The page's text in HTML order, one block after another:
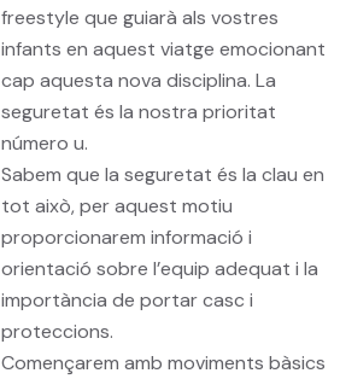
freestyle que guiarà als vostres
infants en aquest viatge emocionant
cap aquesta nova disciplina. La
seguretat és la nostra prioritat
número u.
Sabem que la seguretat és la clau en
tot això, per aquest motiu
proporcionarem informació i
orientació sobre l’equip adequat i la
importància de portar casc i
proteccions.
Començarem amb moviments bàsics